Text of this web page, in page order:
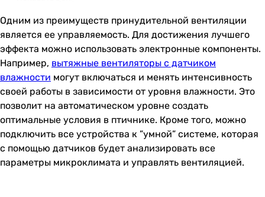
Одним из преимуществ принудительной вентиляции
является ее управляемость. Для достижения лучшего
эффекта можно использовать электронные компоненты.
Например, вытяжные вентиляторы с датчиком
влажности могут включаться и менять интенсивность
своей работы в зависимости от уровня влажности. Это
позволит на автоматическом уровне создать
оптимальные условия в птичнике. Кроме того, можно
подключить все устройства к ”умной” системе, которая
с помощью датчиков будет анализировать все
параметры микроклимата и управлять вентиляцией.